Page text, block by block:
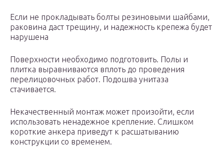
Если не прокладывать болты резиновыми шайбами,
раковина даст трещину, и надежность крепежа будет
нарушена
Поверхности необходимо подготовить. Полы и
плитка выравниваются вплоть до проведения
перелицовочных работ. Подошва унитаза
стачивается.
Некачественный монтаж может произойти, если
использовать ненадежное крепление. Слишком
короткие анкера приведут к расшатыванию
конструкции со временем.